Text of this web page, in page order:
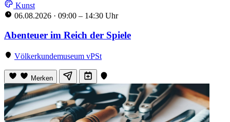
Kunst
06.08.2026 · 09:00 – 14:30 Uhr
Abenteuer im Reich der Spiele
Völkerkundemuseum vPSt
Merken